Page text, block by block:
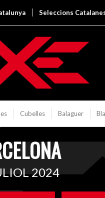
Seleccions
Cubelles Balaguer
2024